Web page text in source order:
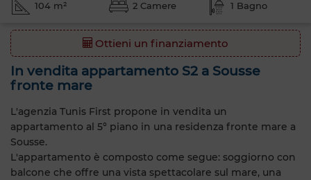
104 m² 2 Camere 1 Bagno
Ottieni un finanziamento
In vendita appartamento S2 a Sousse
fronte mare
L'agenzia Tunis First propone in vendita un
appartamento al 5° piano in una residenza fronte mare a
Sousse.
L'appartamento è composto come segue: soggiorno con
balcone che offre una vista spettacolare sul mare, una